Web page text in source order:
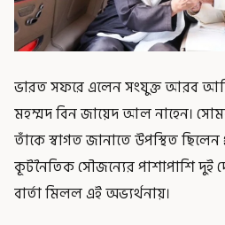
ভারত সফরে এলেন সংযুক্ত আরব
মহম্মদ বিন জায়েদ আল নাহেন।
তাঁকে স্বাগত জানাতে উপস্থিত ছিলেন
কূটনৈতিক সৌজন্যের পাশাপাশি দুই
বার্তা মিলল এই অভ্যর্থনায়।